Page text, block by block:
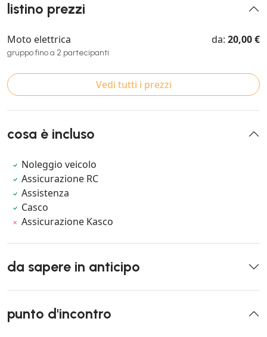
listino prezzi
Moto elettrica
gruppo fino a 2 partecipanti
da: 20,00 €
Vedi tutti i prezzi
cosa è incluso
Noleggio veicolo
Assicurazione RC
Assistenza
Casco
Assicurazione Kasco
da sapere in anticipo
punto d'incontro